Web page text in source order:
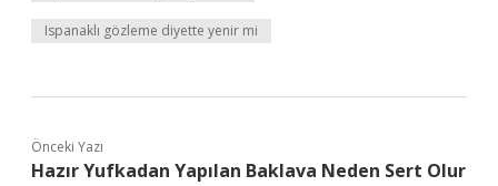
Ispanaklı gözleme diyette yenir mi
Önceki Yazı
Hazır Yufkadan Yapılan Baklava Neden Sert Olur